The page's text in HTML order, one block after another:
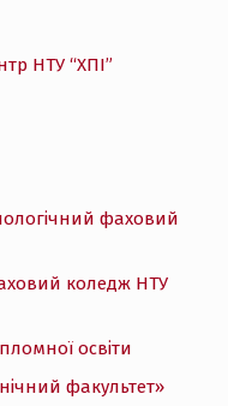
НТУ “ХПІ”
фаховий
коледж НТУ
освіти
факультет»